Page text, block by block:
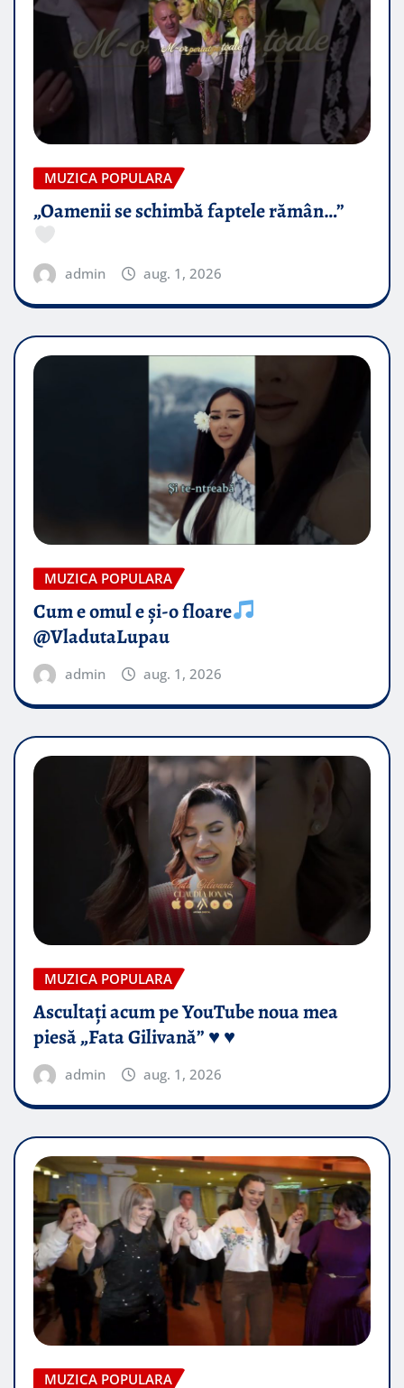
MUZICA POPULARA
„Oamenii se schimbă faptele rămân…”
admin aug. 1, 2026
MUZICA POPULARA
Cum e omul e și-o floare
@VladutaLupau
admin aug. 1, 2026
MUZICA POPULARA
Ascultați acum pe YouTube noua mea
piesă „Fata Gilivană” ♥️ ♥️
admin aug. 1, 2026
MUZICA POPULARA